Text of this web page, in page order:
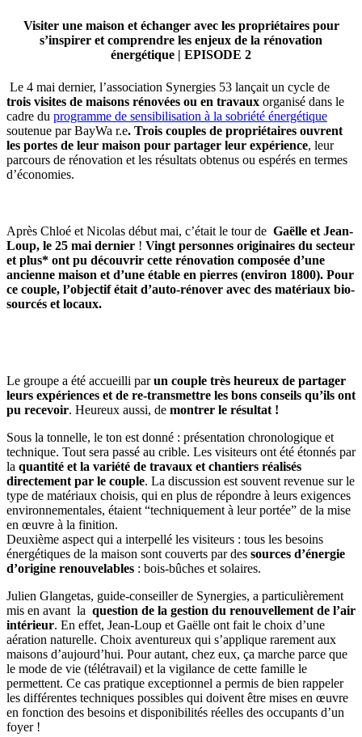
Visiter une maison et échanger avec les propriétaires pour
s’inspirer et comprendre les enjeux de la rénovation
énergétique | EPISODE 2
Le 4 mai dernier, l’association Synergies 53 lançait un cycle de
trois visites de maisons rénovées ou en travaux organisé dans le
cadre du programme de sensibilisation à la sobriété énergétique
soutenue par BayWa r.e. Trois couples de propriétaires ouvrent
les portes de leur maison pour partager leur expérience, leur
parcours de rénovation et les résultats obtenus ou espérés en termes
d’économies.
Après Chloé et Nicolas début mai, c’était le tour de Gaëlle et Jean-
Loup, le 25 mai dernier ! Vingt personnes originaires du secteur
et plus* ont pu découvrir cette rénovation composée d’une
ancienne maison et d’une étable en pierres (environ 1800). Pour
ce couple, l’objectif était d’auto-rénover avec des matériaux bio-
sourcés et locaux.
Le groupe a été accueilli parun couple très heureux de partager
leurs expériences et de re-transmettre les bons conseils qu’ils ont
pu recevoir. Heureux aussi, de montrer le résultat !
Sous la tonnelle, le ton est donné : présentation chronologique et
technique. Tout sera passé au crible. Les visiteurs ont été étonnés par
la quantité et la variété de travaux et chantiers réalisés
directement par le couple. La discussion est souvent revenue sur le
type de matériaux choisis, qui en plus de répondre à leurs exigences
environnementales, étaient “techniquement à leur portée” de la mise
en œuvre à la finition.
Deuxième aspect qui a interpellé les visiteurs : tous les besoins
énergétiques de la maison sont couverts par des sources d’énergie
d’origine renouvelables : bois-bûches et solaires.
Julien Glangetas, guide-conseiller de Synergies, a particulièrement
mis en avant la question de la gestion du renouvellement de l’air
intérieur. En effet, Jean-Loup et Gaëlle ont fait le choix d’une
aération naturelle. Choix aventureux qui s’applique rarement aux
maisons d’aujourd’hui. Pour autant, chez eux, ça marche parce que
le mode de vie (télétravail) et la vigilance de cette famille le
permettent. Ce cas pratique exceptionnel a permis de bien rappeler
les différentes techniques possibles qui doivent être mises en œuvre
en fonction des besoins et disponibilités réelles des occupants d’un
foyer !